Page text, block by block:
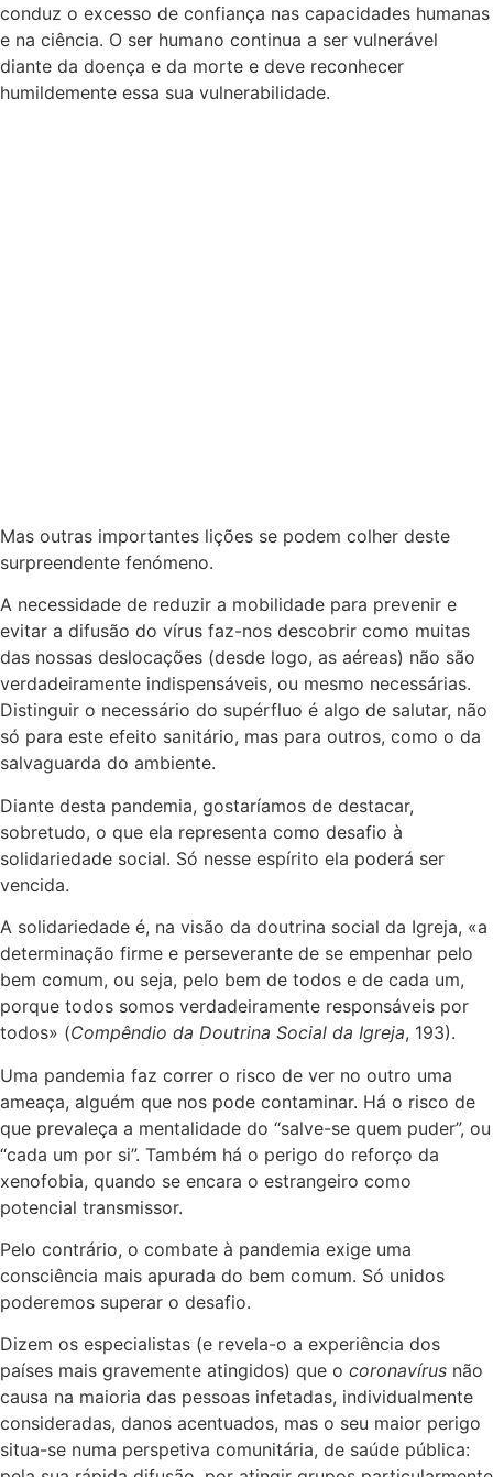
conduz o excesso de confiança nas capacidades humanas
e na ciência. O ser humano continua a ser vulnerável
diante da doença e da morte e deve reconhecer
humildemente essa sua vulnerabilidade.
Mas outras importantes lições se podem colher deste
surpreendente fenómeno.
A necessidade de reduzir a mobilidade para prevenir e
evitar a difusão do vírus faz-nos descobrir como muitas
das nossas deslocações (desde logo, as aéreas) não são
verdadeiramente indispensáveis, ou mesmo necessárias.
Distinguir o necessário do supérfluo é algo de salutar, não
só para este efeito sanitário, mas para outros, como o da
salvaguarda do ambiente.
Diante desta pandemia, gostaríamos de destacar,
sobretudo, o que ela representa como desafio à
solidariedade social. Só nesse espírito ela poderá ser
vencida.
A solidariedade é, na visão da doutrina social da Igreja, «a
determinação firme e perseverante de se empenhar pelo
bem comum, ou seja, pelo bem de todos e de cada um,
porque todos somos verdadeiramente responsáveis por
todos» (Compêndio da Doutrina Social da Igreja, 193).
Uma pandemia faz correr o risco de ver no outro uma
ameaça, alguém que nos pode contaminar. Há o risco de
que prevaleça a mentalidade do “salve-se quem puder”, ou
“cada um por si”. Também há o perigo do reforço da
xenofobia, quando se encara o estrangeiro como
potencial transmissor.
Pelo contrário, o combate à pandemia exige uma
consciência mais apurada do bem comum. Só unidos
poderemos superar o desafio.
Dizem os especialistas (e revela-o a experiência dos
países mais gravemente atingidos) que o coronavírus não
causa na maioria das pessoas infetadas, individualmente
consideradas, danos acentuados, mas o seu maior perigo
situa-se numa perspetiva comunitária, de saúde pública: